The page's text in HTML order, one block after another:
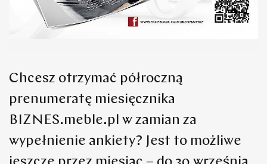
Chcesz otrzymać półroczną
prenumeratę miesięcznika
BIZNES.meble.pl w zamian za
wypełnienie ankiety? Jest to możliwe